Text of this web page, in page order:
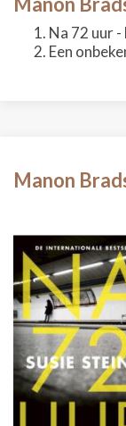
Na 72 uur
Een
Manon